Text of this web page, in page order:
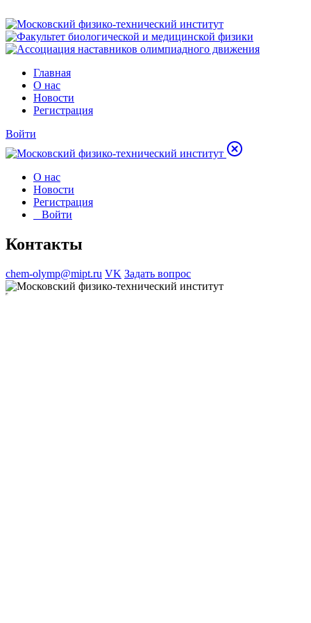
Главная
О нас
Новости
Регистрация
Войти
О нас
Новости
Регистрация
Войти
Контакты
chem-olymp@mipt.ru VK Задать вопрос